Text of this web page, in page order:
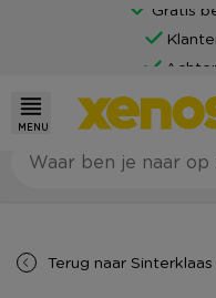
Gratis
MENU
Terug naar